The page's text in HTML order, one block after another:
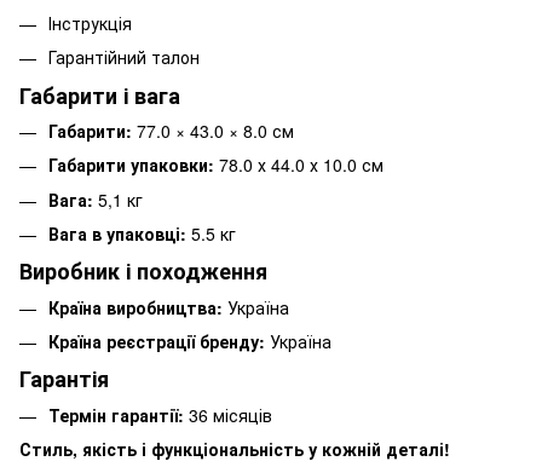
Інструкція
Гарантійний талон
Габарити і вага
Габарити: 77.0 × 43.0 × 8.0 см
Габарити упаковки: 78.0 х 44.0 х 10.0 см
Вага: 5,1 кг
Вага в упаковці: 5.5 кг
Виробник і походження
Країна виробництва: Україна
Країна реєстрації бренду: Україна
Гарантія
Термін гарантії: 36 місяців
Стиль, якість і функціональність у кожній деталі!